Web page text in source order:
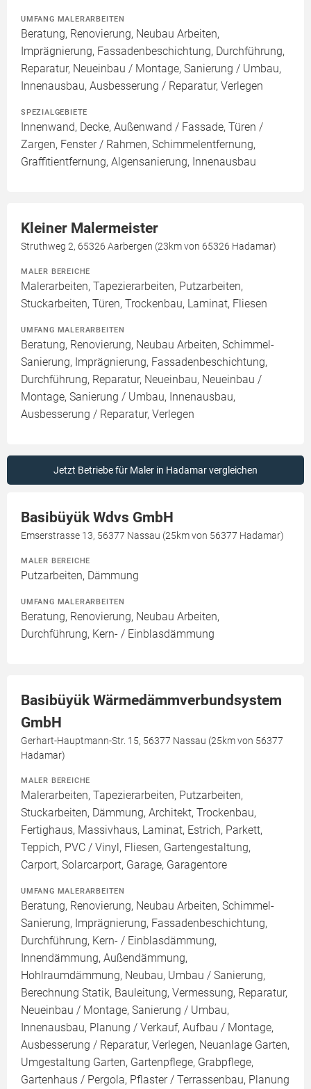
UMFANG MALERARBEITEN
Beratung, Renovierung, Neubau Arbeiten,
Imprägnierung, Fassadenbeschichtung, Durchführung,
Reparatur, Neueinbau / Montage, Sanierung / Umbau,
Innenausbau, Ausbesserung / Reparatur, Verlegen
SPEZIALGEBIETE
Innenwand, Decke, Außenwand / Fassade, Türen /
Zargen, Fenster / Rahmen, Schimmelentfernung,
Graffitientfernung, Algensanierung, Innenausbau
Kleiner Malermeister
Struthweg 2, 65326 Aarbergen (23km von 65326 Hadamar)
MALER BEREICHE
Malerarbeiten, Tapezierarbeiten, Putzarbeiten,
Stuckarbeiten, Türen, Trockenbau, Laminat, Fliesen
UMFANG MALERARBEITEN
Beratung, Renovierung, Neubau Arbeiten, Schimmel-
Sanierung, Imprägnierung, Fassadenbeschichtung,
Durchführung, Reparatur, Neueinbau, Neueinbau /
Montage, Sanierung / Umbau, Innenausbau,
Ausbesserung / Reparatur, Verlegen
Jetzt Betriebe für Maler in Hadamar vergleichen
Basibüyük Wdvs GmbH
Emserstrasse 13, 56377 Nassau (25km von 56377 Hadamar)
MALER BEREICHE
Putzarbeiten, Dämmung
UMFANG MALERARBEITEN
Beratung, Renovierung, Neubau Arbeiten,
Durchführung, Kern- / Einblasdämmung
Basibüyük Wärmedämmverbundsystem
GmbH
Gerhart-Hauptmann-Str. 15, 56377 Nassau (25km von 56377
Hadamar)
MALER BEREICHE
Malerarbeiten, Tapezierarbeiten, Putzarbeiten,
Stuckarbeiten, Dämmung, Architekt, Trockenbau,
Fertighaus, Massivhaus, Laminat, Estrich, Parkett,
Teppich, PVC / Vinyl, Fliesen, Gartengestaltung,
Carport, Solarcarport, Garage, Garagentore
UMFANG MALERARBEITEN
Beratung, Renovierung, Neubau Arbeiten, Schimmel-
Sanierung, Imprägnierung, Fassadenbeschichtung,
Durchführung, Kern- / Einblasdämmung,
Innendämmung, Außendämmung,
Hohlraumdämmung, Neubau, Umbau / Sanierung,
Berechnung Statik, Bauleitung, Vermessung, Reparatur,
Neueinbau / Montage, Sanierung / Umbau,
Innenausbau, Planung / Verkauf, Aufbau / Montage,
Ausbesserung / Reparatur, Verlegen, Neuanlage Garten,
Umgestaltung Garten, Gartenpflege, Grabpflege,
Gartenhaus / Pergola, Pflaster / Terrassenbau, Planung